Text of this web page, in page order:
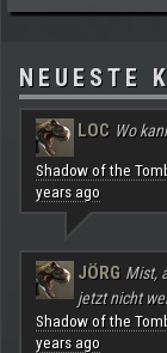
NEUESTE
LOC Wo
Shadow of the
years ago
JÖRG Mist,
jetzt nicht
Shadow of the
years ago